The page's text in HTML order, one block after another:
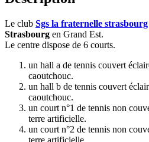
Le club Sgs la fraternelle strasbourg
Strasbourg en Grand Est.
Le centre dispose de 6 courts.
un hall a de tennis couvert
caoutchouc.
un hall b de tennis couvert
caoutchouc.
un court n°1 de tennis non
terre artificielle.
un court n°2 de tennis non
terre artificielle.